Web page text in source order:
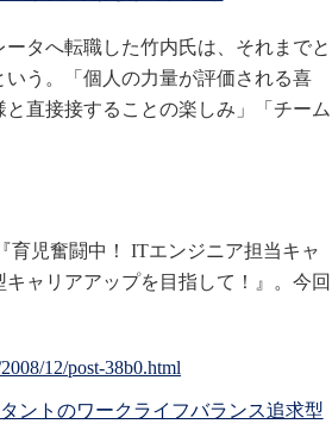
タへ転職した竹内氏は、それまでと
う。「個人の力量が評価される喜
直接接することの楽しみ」「チーム
育児奮闘中！ ITエンジニア担当キャ
ャリアアップを目指して！』。今回
ントのワークライフバランス追求型